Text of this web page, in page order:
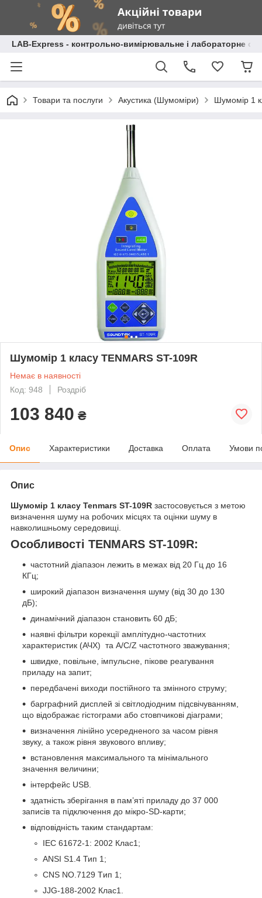
LAB-Express - контрольно-вимірювальне і лабораторне
Товари та послуги Акустика (Шумоміри) Шумомір 1
Шумомір 1 класу TENMARS ST-109R
Немає в наявності
Код: 948
Роздріб
103 840 ₴
Опис Характеристики Доставка Оплата Умови
Опис
Шумомір 1 класу Tenmars ST-109R застосовується з метою
визначення шуму на робочих місцях та оцінки шуму в
навколишньому середовищі.
Особливості TENMARS ST-109R:
частотний діапазон лежить в межах від 20 Гц до 16
КГц;
широкий діапазон визначення шуму (від 30 до 130
дБ);
динамічний діапазон становить 60 дБ;
наявні фільтри корекції амплітудно-частотних
характеристик (АЧХ) та A/C/Z частотного зважування;
швидке, повільне, імпульсне, пікове реагування
приладу на запит;
передбачені виходи постійного та змінного струму;
барграфний дисплей зі світлодіодним підсвічуванням,
що відображає гістограми або стовпчикові діаграми;
визначення лінійно усередненого за часом рівня
звуку, а також рівня звукового впливу;
встановлення максимального та мінімального
значення величини;
інтерфейс USB.
здатність зберігання в пам’яті приладу до 37 000
записів та підключення до мікро-SD-карти;
відповідність таким стандартам:
IEC 61672-1: 2002 Клас1;
ANSI S1.4 Тип 1;
CNS NO.7129 Tип 1;
JJG-188-2002 Клас1.